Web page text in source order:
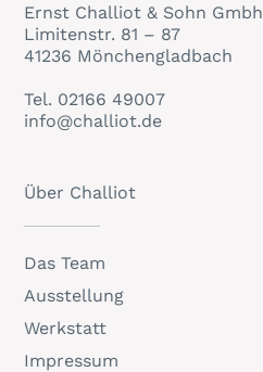
Ernst Challiot & Sohn Gmbh
Limitenstr. 81 – 87
41236 Mönchengladbach
Tel. 02166 49007
info@challiot.de
Über Challiot
Das Team
Ausstellung
Werkstatt
Impressum